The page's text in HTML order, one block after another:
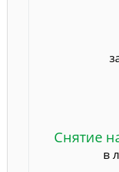
Снятие
в